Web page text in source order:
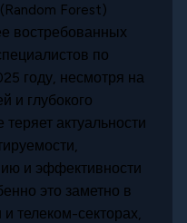
Forest)
востребованных
по
году, несмотря на
и глубокого
актуальности
и эффективности
это заметно в
телеком-секторах,